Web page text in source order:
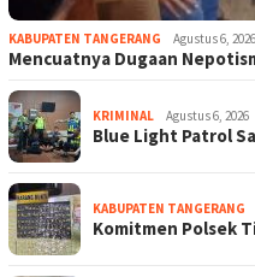
KABUPATEN TANGERANG Agustus 6, 2026
Mencuatnya Dugaan
KRIMINAL Agustus 6, 2026
Blue Light Patrol
KABUPATEN TANGERANG
Komitmen Polsek